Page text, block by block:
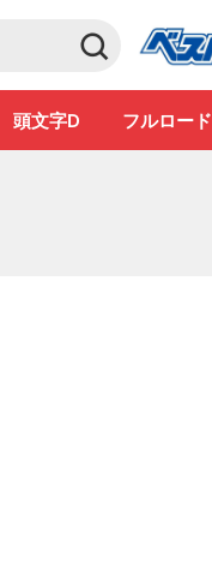
頭文字D フルロード